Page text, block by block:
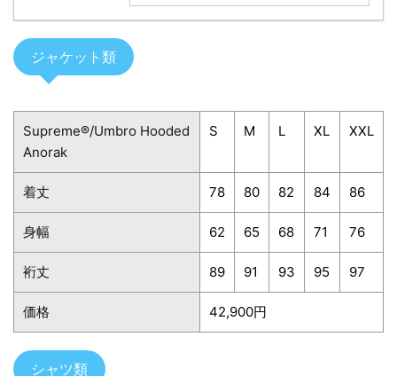
ジャケット類
Supreme®/Umbro Hooded
Anorak
S M L XL XXL
着丈 78 80 82 84 86
身幅 62 65 68 71 76
裄丈 89 91 93 95 97
価格 42,900円
シャツ類